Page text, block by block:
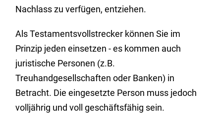
Nachlass zu verfügen, entziehen.
Als Testamentsvollstrecker können Sie im
Prinzip jeden einsetzen - es kommen auch
juristische Personen (z.B.
Treuhandgesellschaften oder Banken) in
Betracht. Die eingesetzte Person muss jedoch
volljährig und voll geschäftsfähig sein.